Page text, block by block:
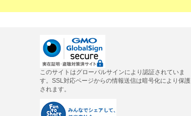
このサイトはグローバルサインにより認証されていま
す。SSL対応ページからの情報送信は暗号化により保護
されます。